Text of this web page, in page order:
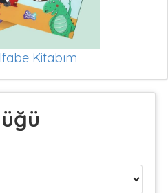
Kitabım